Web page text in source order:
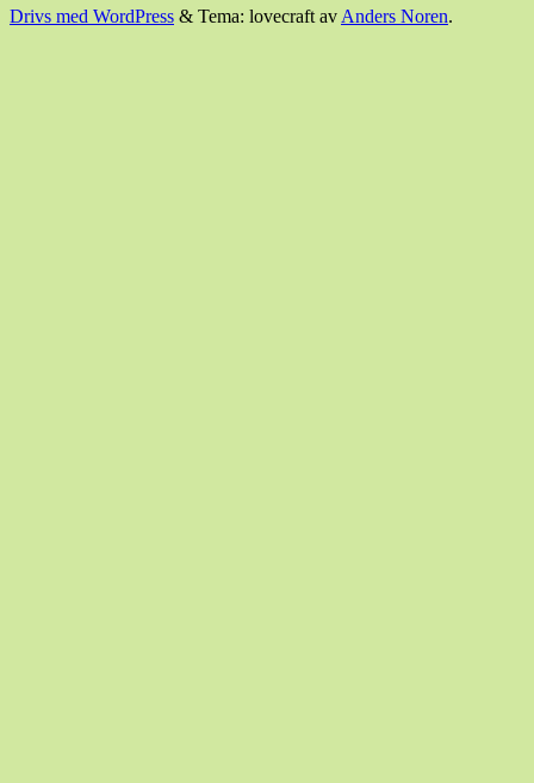
Drivs med WordPress & Tema: lovecraft av Anders Noren.